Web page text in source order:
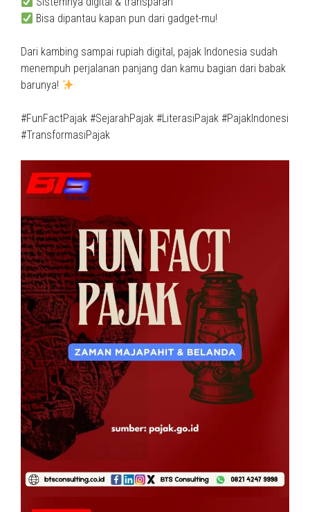
Bisa dipantau kapan pun dari gadget-mu!
Dari kambing sampai rupiah digital, pajak Indonesia sudah
menempuh perjalanan panjang dan kamu bagian dari babak
barunya!
#FunFactPajak #SejarahPajak #LiterasiPajak #PajakIndonesi
#TransformasiPajak